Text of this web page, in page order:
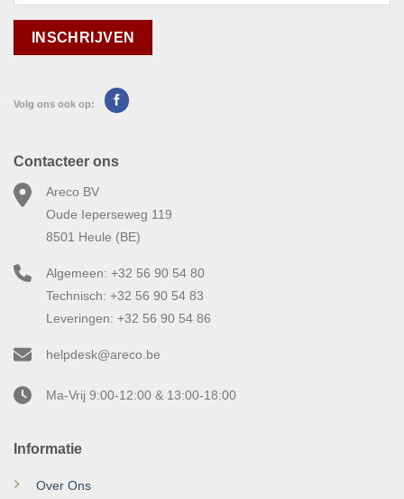
Volg ons ook op:
Informatie
Over Ons
Contacteer ons
Areco BV
Oude Ieperseweg 119
8501 Heule (BE)
Algemeen: +32 56 90 54 80
Technisch: +32 56 90 54 83
Leveringen: +32 56 90 54 86
helpdesk@areco.be
Ma-Vrij 9:00-12:00 & 13:00-18:00